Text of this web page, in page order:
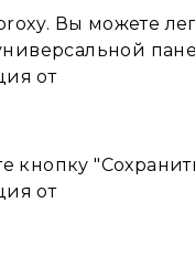
Вы можете
кнопку